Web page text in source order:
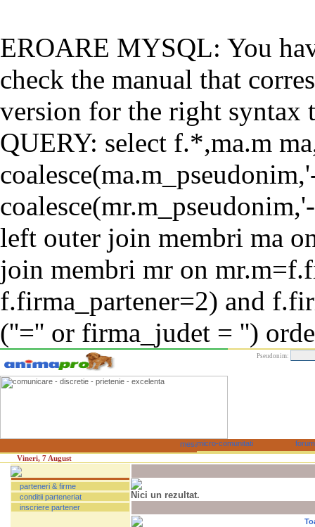
EROARE MYSQL: You
check the manual that
version for the right syntax
QUERY: select f.*,ma.m
left outer join membri ma
join membri mr on
f.firma_partener=2) and
(''='' or firma_judet = '')
Pseudonim:
Vineri, 7 August
parteneri & firme
conditii parteneriat
inscriere partener
Nici un rezultat.